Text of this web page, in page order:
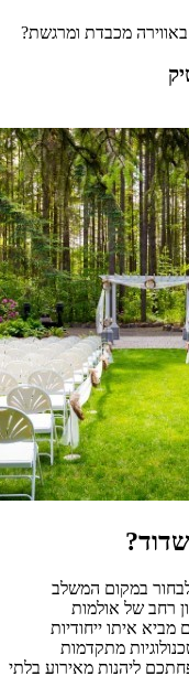
מכבדת ומרגשת?
במקום המשלב
רחב של אולמות
איתו ייחודיות
מתקדמות
ליהנות מאירוע בלתי